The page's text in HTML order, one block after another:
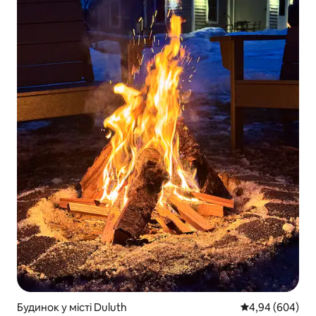
Будинок у місті Duluth Середня
4,94 (604)